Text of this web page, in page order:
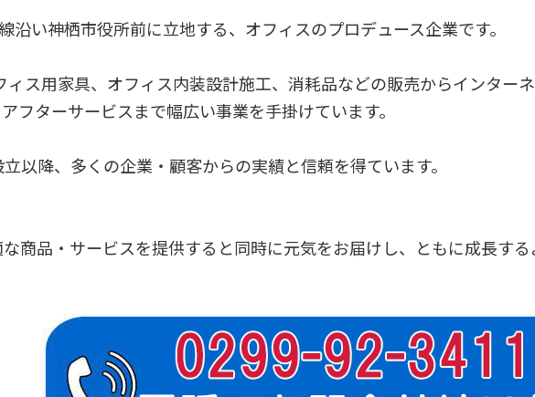
沿い神栖市役所前に立地する、オフィスのプロデュース企業です。
ィス用家具、オフィス内装設計施工、消耗品などの販売からインター
フターサービスまで幅広い事業を手掛けています。
以降、多くの企業・顧客からの実績と信頼を得ています。
な商品・サービスを提供すると同時に元気をお届けし、ともに成長す